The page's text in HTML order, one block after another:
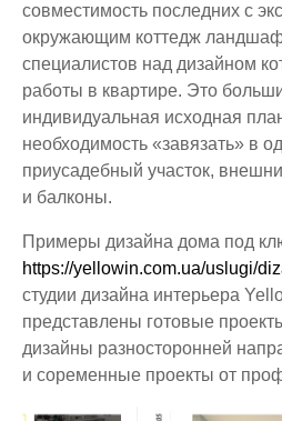
совместимость последних с
окружающим коттедж
специалистов над дизайном
работы в квартире. Это
индивидуальная исходная
необходимость «завязать» в
приусадебный участок,
и балконы.
Примеры дизайна дома под
https://yellowin.com.ua/uslugi/
студии дизайна интерьера
представлены готовые
дизайны разносторонней
и соременные проекты от